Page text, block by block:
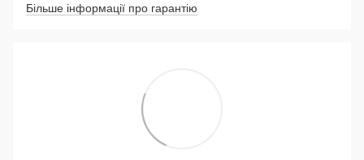
Більше інформації про гарантію